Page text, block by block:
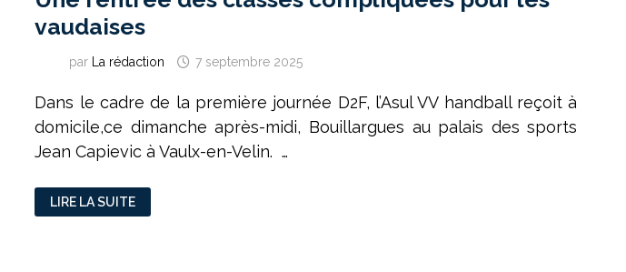
vaudaises
par La rédaction 7 septembre 2025
Dans le cadre de la première journée D2F, l’Asul VV handball reçoit à
domicile,ce dimanche après-midi, Bouillargues au palais des sports
Jean Capievic à Vaulx-en-Velin. …
UNE
RENTRÉE
DES
LIRE LA SUITE